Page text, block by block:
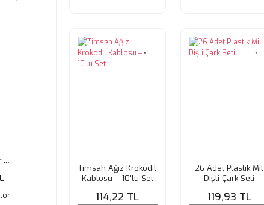
...
Tükendi
Timsah Ağız Krokodil
Kablosu – 10'lu Set
114,22 TL
Tükendi
26 Adet Plastik Mil
Dişli Çark Seti
119,93 TL